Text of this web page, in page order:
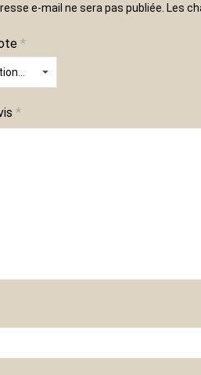
e-mail ne sera pas publiée. Les
*
*